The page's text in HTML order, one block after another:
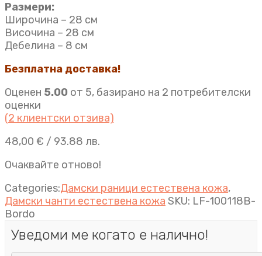
Размери:
Широчина – 28 см
Височина – 28 см
Дебелина – 8 см
Безплатна доставка!
Оценен 5.00 от 5, базирано на 2 потребителски
оценки
(2 клиентски отзива)
48,00 € / 93.88 лв.
Очаквайте отново!
Categories:Дамски раници естествена кожа,
Дамски чанти естествена кожа SKU: LF-100118B-
Bordo
Уведоми ме когато е налично!